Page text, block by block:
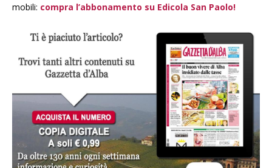
mobili: compra l’abbonamento su Edicola San Paolo!